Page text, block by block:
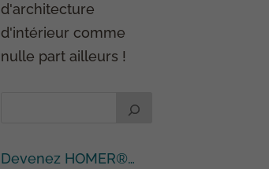
d'architecture
d'intérieur comme
nulle part ailleurs !
Devenez HOMER®…